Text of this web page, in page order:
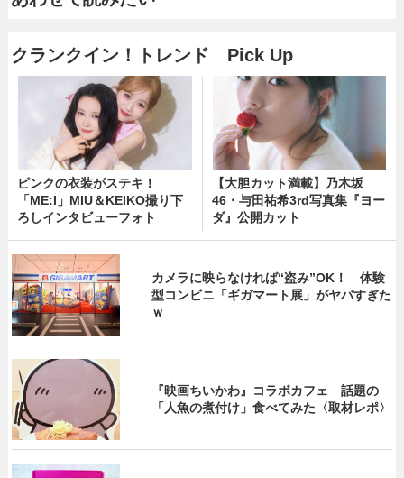
クランクイン！トレンド Pick Up
ピンクの衣装がステキ！
「ME:I」MIU＆KEIKO撮り下
ろしインタビューフォト
【大胆カット満載】乃木坂
46・与田祐希3rd写真集『ヨー
ダ』公開カット
カメラに映らなければ“盗み”OK！ 体験
型コンビニ「ギガマート展」がヤバすぎた
ｗ
『映画ちいかわ』コラボカフェ 話題の
「人魚の煮付け」食べてみた〈取材レポ〉